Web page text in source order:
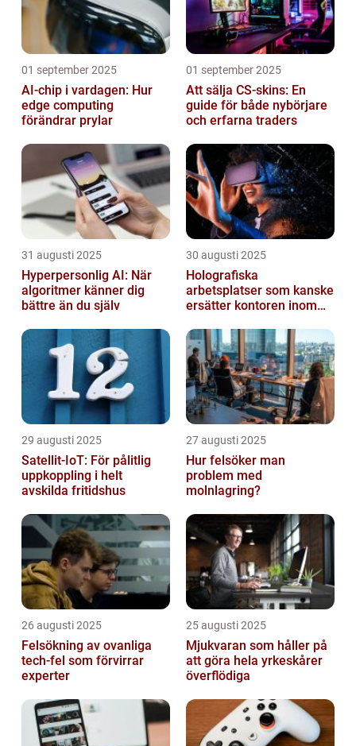
01 september 2025
AI-chip i vardagen: Hur
edge computing
förändrar prylar
01 september 2025
Att sälja CS-skins: En
guide för både nybörjare
och erfarna traders
31 augusti 2025
Hyperpersonlig AI: När
algoritmer känner dig
bättre än du själv
30 augusti 2025
Holografiska
arbetsplatser som kanske
ersätter kontoren inom
29 augusti 2025
Satellit‑IoT: För pålitlig
uppkoppling i helt
avskilda fritidshus
27 augusti 2025
Hur felsöker man
problem med
molnlagring?
26 augusti 2025
Felsökning av ovanliga
tech‑fel som förvirrar
experter
25 augusti 2025
Mjukvaran som håller på
att göra hela yrkeskårer
överflödiga